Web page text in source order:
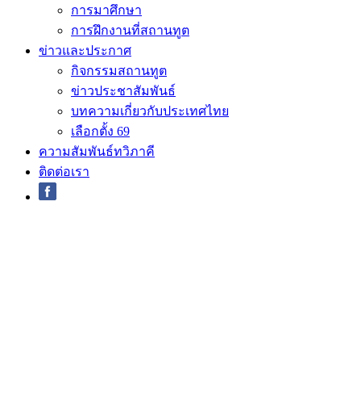
การมาศึกษา
การฝึกงานที่สถานทูต
ข่าวและประกาศ
กิจกรรมสถานทูต
ข่าวประชาสัมพันธ์
บทความเกี่ยวกับประเทศไทย
เลือกตั้ง 69
ความสัมพันธ์ทวิภาคี
ติดต่อเรา